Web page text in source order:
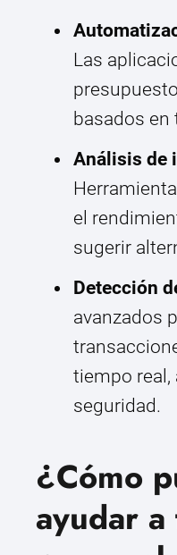
Las
basados
Análisis de
el
sugerir
Detección
avanzados
tiempo real,
seguridad.
¿Cómo
ayudar a